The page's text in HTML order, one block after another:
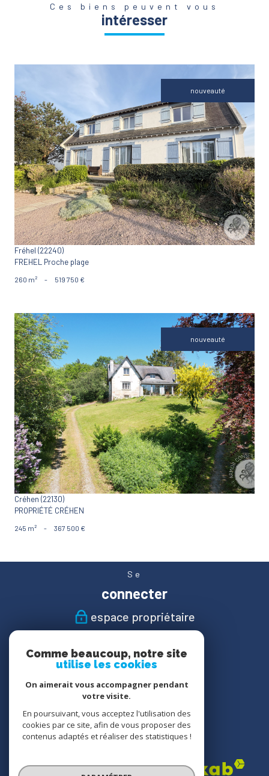
Ces biens peuvent vous
intéresser
nouveauté
VOIR LE BIEN
Fréhel (22240)
FREHEL Proche plage
260 m² - 519 750 €
nouveauté
VOIR LE BIEN
Créhen (22130)
PROPRIÉTÉ CRÉHEN
245 m² - 367 500 €
Se
connecter
espace propriétaire
suivre
Nous
adhérons
Comme beaucoup, notre site
utilise les cookies
On aimerait vous accompagner pendant
votre visite.
En poursuivant, vous acceptez l'utilisation des
cookies par ce site, afin de vous proposer des
contenus adaptés et réaliser des statistiques !